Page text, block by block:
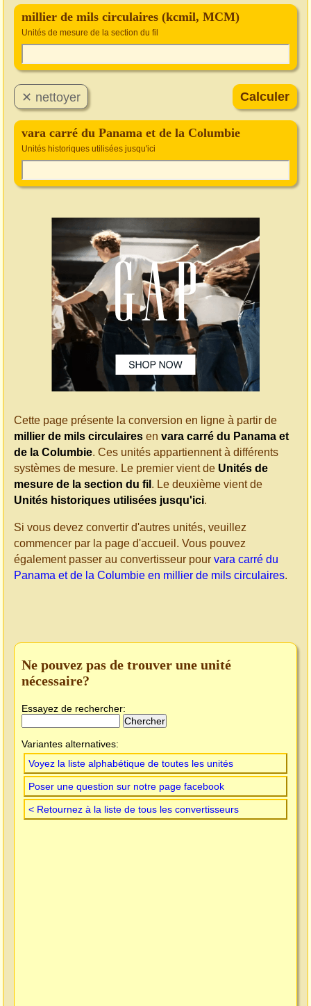
millier de mils circulaires (kcmil, MCM)
Unités de mesure de la section du fil
vara carré du Panama et de la Columbie
Unités historiques utilisées jusqu'ici
Cette page présente la conversion en ligne à partir de
millier de mils circulaires en vara carré du Panama et
de la Columbie. Ces unités appartiennent à différents
systèmes de mesure. Le premier vient de Unités de
mesure de la section du fil . Le deuxième vient de
Unités historiques utilisées jusqu'ici.
Si vous devez convertir d'autres unités, veuillez
commencer par la page d'accueil. Vous pouvez
également passer au convertisseur pour vara carré du
Panama et de la Columbie en millier de mils circulaires.
Ne pouvez pas de trouver une unité
nécessaire?
Essayez de rechercher:
Variantes alternatives:
Voyez la liste alphabétique de toutes les unités
Poser une question sur notre page facebook
< Retournez à la liste de tous les convertisseurs